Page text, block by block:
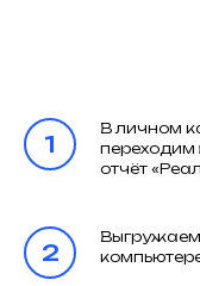
В личном
переходим
отчёт